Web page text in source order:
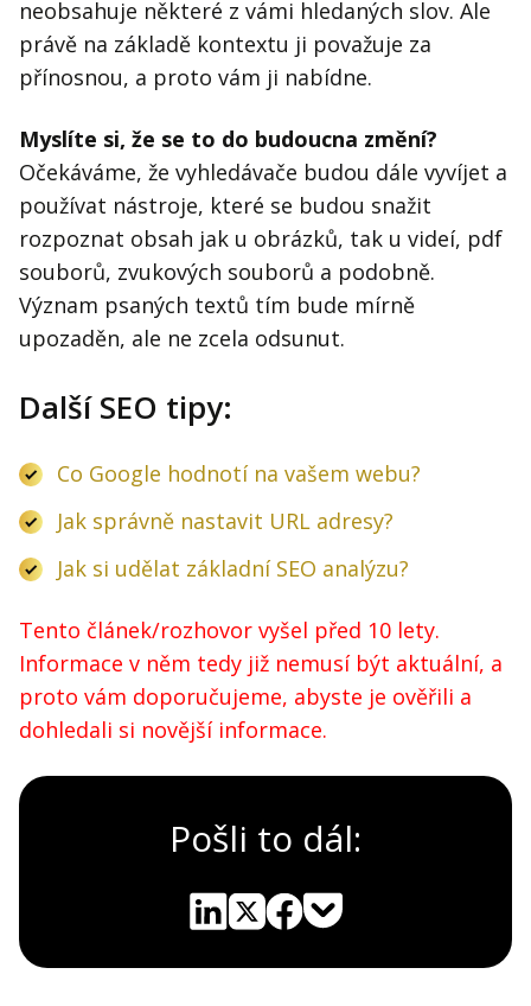
neobsahuje některé z vámi hledaných slov. Ale
právě na základě kontextu ji považuje za
přínosnou, a proto vám ji nabídne.
Myslíte si, že se to do budoucna změní?
Očekáváme, že vyhledávače budou dále vyvíjet a
používat nástroje, které se budou snažit
rozpoznat obsah jak u obrázků, tak u videí, pdf
souborů, zvukových souborů a podobně.
Význam psaných textů tím bude mírně
upozaděn, ale ne zcela odsunut.
Další SEO tipy:
Co Google hodnotí na vašem webu?
Jak správně nastavit URL adresy?
Jak si udělat základní SEO analýzu?
Tento článek/rozhovor vyšel před 10 lety.
Informace v něm tedy již nemusí být aktuální, a
proto vám doporučujeme, abyste je ověřili a
dohledali si novější informace.
Pošli to dál: